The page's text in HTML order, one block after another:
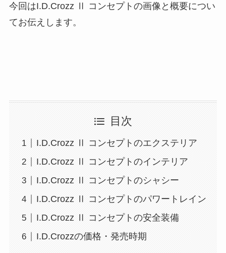
今回はI.D.Crozz Ⅱ コンセプトの画像と概要につい
てお伝えします。
目次
I.D.Crozz Ⅱ コンセプトのエクステリア
I.D.Crozz Ⅱ コンセプトのインテリア
I.D.Crozz Ⅱ コンセプトのシャシー
I.D.Crozz Ⅱ コンセプトのパワートレイン
I.D.Crozz Ⅱ コンセプトの安全装備
I.D.Crozzの価格・発売時期